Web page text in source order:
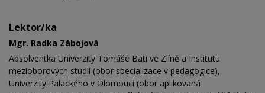
Lektor/ka
Mgr. Radka Zábojová
Absolventka Univerzity Tomáše Bati ve Zlíně a Institutu
mezioborových studií (obor specializace v pedagogice),
Univerzity Palackého v Olomouci (obor aplikovaná